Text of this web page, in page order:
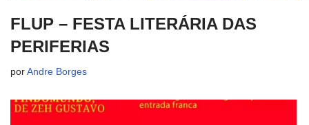
FLUP – FESTA LITERÁRIA DAS
PERIFERIAS
por Andre Borges